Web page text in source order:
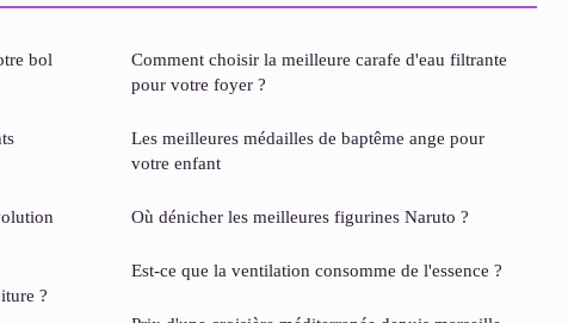
bol
?
Comment choisir la meilleure carafe d'eau filtrante
pour votre foyer ?
Les meilleures médailles de baptême ange pour
votre enfant
Où dénicher les meilleures figurines Naruto ?
Est-ce que la ventilation consomme de l'essence ?